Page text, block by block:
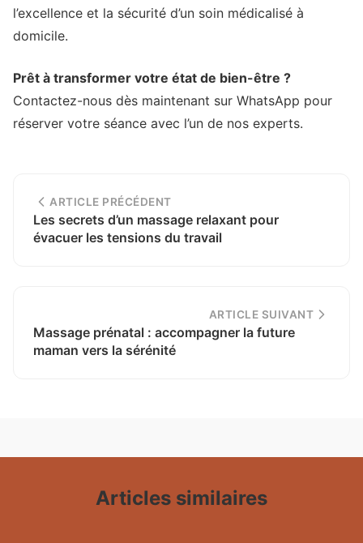
l’excellence et la sécurité d’un soin médicalisé à
domicile.
Prêt à transformer votre état de bien-être ?
Contactez-nous dès maintenant sur WhatsApp pour
réserver votre séance avec l’un de nos experts.
ARTICLE PRÉCÉDENT
Les secrets d’un massage relaxant pour
évacuer les tensions du travail
ARTICLE SUIVANT
Massage prénatal : accompagner la future
maman vers la sérénité
Articles similaires